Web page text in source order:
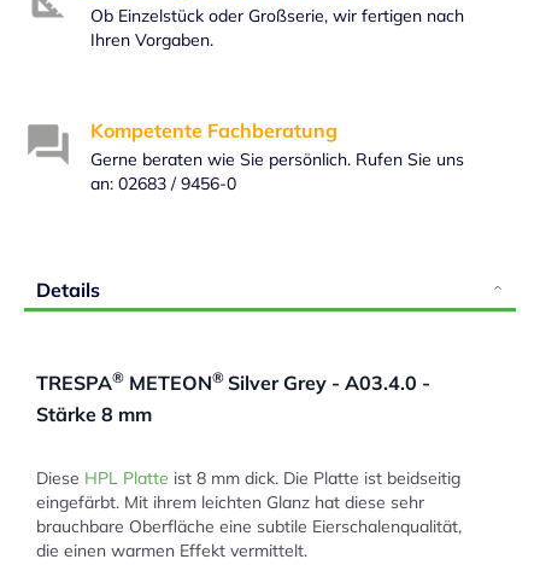
Ob Einzelstück oder Großserie, wir fertigen nach
Ihren Vorgaben.
Kompetente Fachberatung
Gerne beraten wie Sie persönlich. Rufen Sie uns
an: 02683 / 9456-0
Details
TRESPA® METEON® Silver Grey - A03.4.0 -
Stärke 8 mm
Diese HPL Platte ist 8 mm dick. Die Platte ist beidseitig
eingefärbt. Mit ihrem leichten Glanz hat diese sehr
brauchbare Oberfläche eine subtile Eierschalenqualität,
die einen warmen Effekt vermittelt.